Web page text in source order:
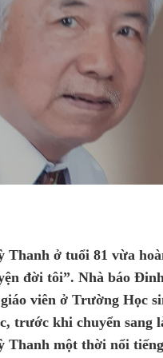
Thanh ở tuổi 81 vừa
đời tôi”. Nhà báo
viên ở Trường Học
trước khi chuyển sang
Thanh một thời nổi